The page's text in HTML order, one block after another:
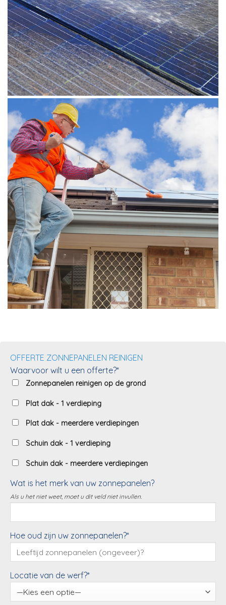
OFFERTE ZONNEPANELEN REINIGEN
Waarvoor wilt u een offerte?*
Zonnepanelen reinigen op de grond
Plat dak - 1 verdieping
Plat dak - meerdere verdiepingen
Schuin dak - 1 verdieping
Schuin dak - meerdere verdiepingen
Wat is het merk van uw zonnepanelen?
Als u het niet weet, moet u dit veld niet invullen.
Hoe oud zijn uw zonnepanelen?*
Locatie van de werf?*